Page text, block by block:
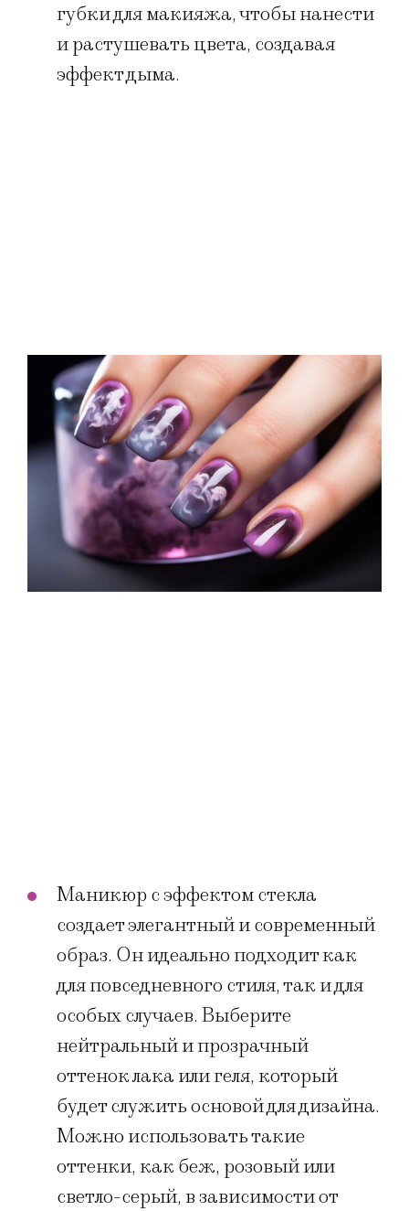
губки для макияжа, чтобы нанести
и растушевать цвета, создавая
эффект дыма.
Маникюр с эффектом стекла
создает элегантный и современный
образ. Он идеально подходит как
для повседневного стиля, так и для
особых случаев. Выберите
нейтральный и прозрачный
оттенок лака или геля, который
будет служить основой для дизайна.
Можно использовать такие
оттенки, как беж, розовый или
светло-серый, в зависимости от